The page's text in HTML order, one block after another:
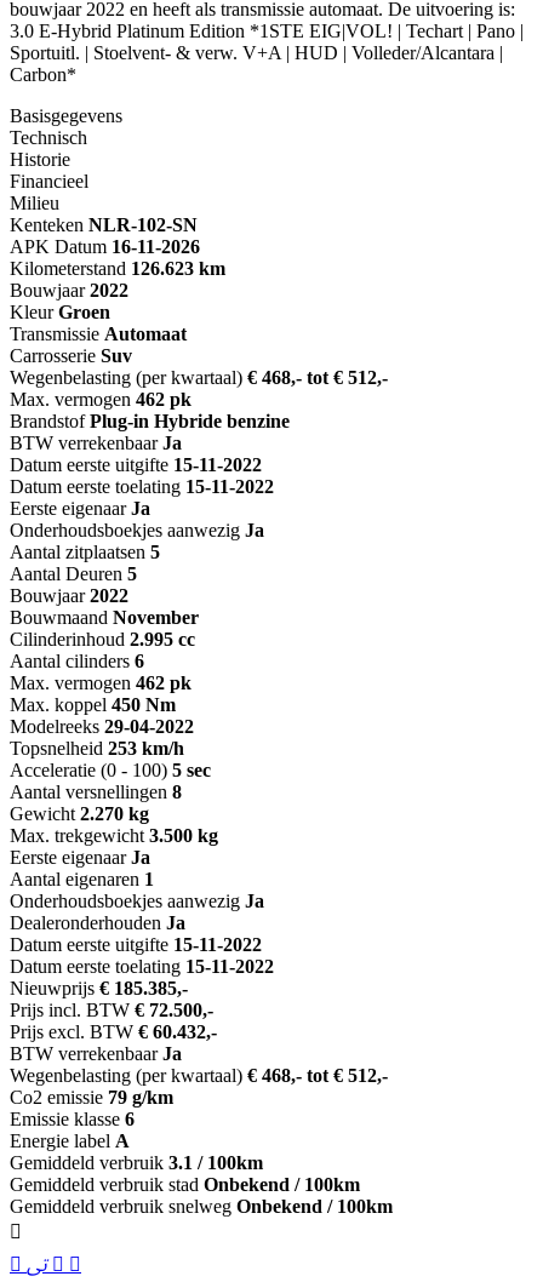
bouwjaar 2022 en heeft als transmissie automaat. De uitvoering is:
3.0 E-Hybrid Platinum Edition *1STE EIG|VOL! | Techart | Pano |
Sportuitl. | Stoelvent- & verw. V+A | HUD | Volleder/Alcantara |
Carbon*
Basisgegevens
Technisch
Historie
Financieel
Milieu
Kenteken NLR-102-SN
APK Datum 16-11-2026
Kilometerstand 126.623 km
Bouwjaar 2022
Kleur Groen
Transmissie Automaat
Carrosserie Suv
Wegenbelasting (per kwartaal) € 468,- tot € 512,-
Max. vermogen 462 pk
Brandstof Plug-in Hybride benzine
BTW verrekenbaar Ja
Datum eerste uitgifte 15-11-2022
Datum eerste toelating 15-11-2022
Eerste eigenaar Ja
Onderhoudsboekjes aanwezig Ja
Aantal zitplaatsen 5
Aantal Deuren 5
Bouwjaar 2022
Bouwmaand November
Cilinderinhoud 2.995 cc
Aantal cilinders 6
Max. vermogen 462 pk
Max. koppel 450 Nm
Modelreeks 29-04-2022
Topsnelheid 253 km/h
Acceleratie (0 - 100) 5 sec
Aantal versnellingen 8
Gewicht 2.270 kg
Max. trekgewicht 3.500 kg
Eerste eigenaar Ja
Aantal eigenaren 1
Onderhoudsboekjes aanwezig Ja
Dealeronderhouden Ja
Datum eerste uitgifte 15-11-2022
Datum eerste toelating 15-11-2022
Nieuwprijs € 185.385,-
Prijs incl. BTW € 72.500,-
Prijs excl. BTW € 60.432,-
BTW verrekenbaar Ja
Wegenbelasting (per kwartaal) € 468,- tot € 512,-
Co2 emissie 79 g/km
Emissie klasse 6
Energie label A
Gemiddeld verbruik 3.1 / 100km
Gemiddeld verbruik stad Onbekend / 100km
Gemiddeld verbruik snelweg Onbekend / 100km